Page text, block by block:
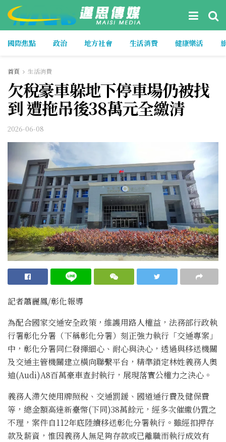
國際焦點 政治 地方社會 生活消費 健康樂活
首頁 生活消費
欠稅豪車躲地下停車場仍被找
到 遭拖吊後38萬元全繳清
2026-06-08
記者蕭麗鳳/彰化報導
為配合國家交通安全政策，維護用路人權益，法務部行政執
行署彰化分署（下稱彰化分署）刻正強力執行「交通專案」
中，彰化分署同仁發揮細心、耐心與決心，透過與移送機關
及交通主管機關建立橫向聯繫平台，精準鎖定林姓義務人奧
迪(Audi)A8百萬豪車查封執行，展現落實公權力之決心。
義務人滯欠使用牌照稅、交通罰鍰、國道通行費及健保費
等，總金額高達新臺幣(下同)38萬餘元，經多次催繳仍置之
不理，案件自112年底陸續移送彰化分署執行。雖經扣押存
款及薪資，惟因義務人無足夠存款或已離職而執行成效有